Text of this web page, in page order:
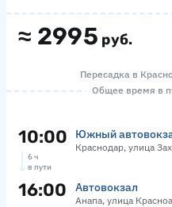
≈ 2995 руб.
Пересадка в
Общее время в
10:00 Южный
Краснодар, улица
6 ч
в пути
16:00 Автовокзал
Анапа, улица